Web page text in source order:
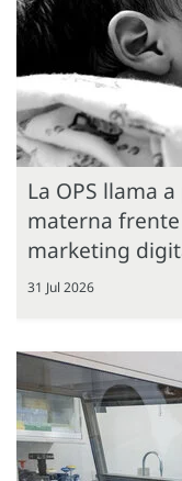
La OPS llama
materna
marketing
31 Jul 2026